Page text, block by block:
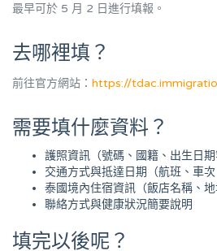
最早可於 5 月 2 日進行填報。
去哪裡填？
前往官方網站： https://
需要填什麼資料？
護照資訊（號碼、國籍、出生日期
交通方式與抵達日期（航班、車次
泰國境內住宿資訊（飯店名稱、地
聯絡方式與健康狀況簡要說明
填完以後呢？